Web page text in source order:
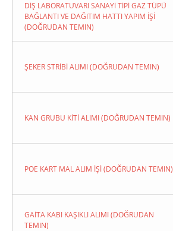
DİŞ LABORATUVARI SANAYİ TİPİ GAZ TÜPÜ
BAĞLANTI VE DAĞITIM HATTI YAPIM İŞİ
(DOĞRUDAN TEMIN)
ŞEKER STRİBİ ALIMI (DOĞRUDAN TEMIN)
KAN GRUBU KİTİ ALIMI (DOĞRUDAN TEMIN)
POE KART MAL ALIM İŞİ (DOĞRUDAN TEMIN)
GAİTA KABI KAŞIKLI ALIMI (DOĞRUDAN
TEMIN)